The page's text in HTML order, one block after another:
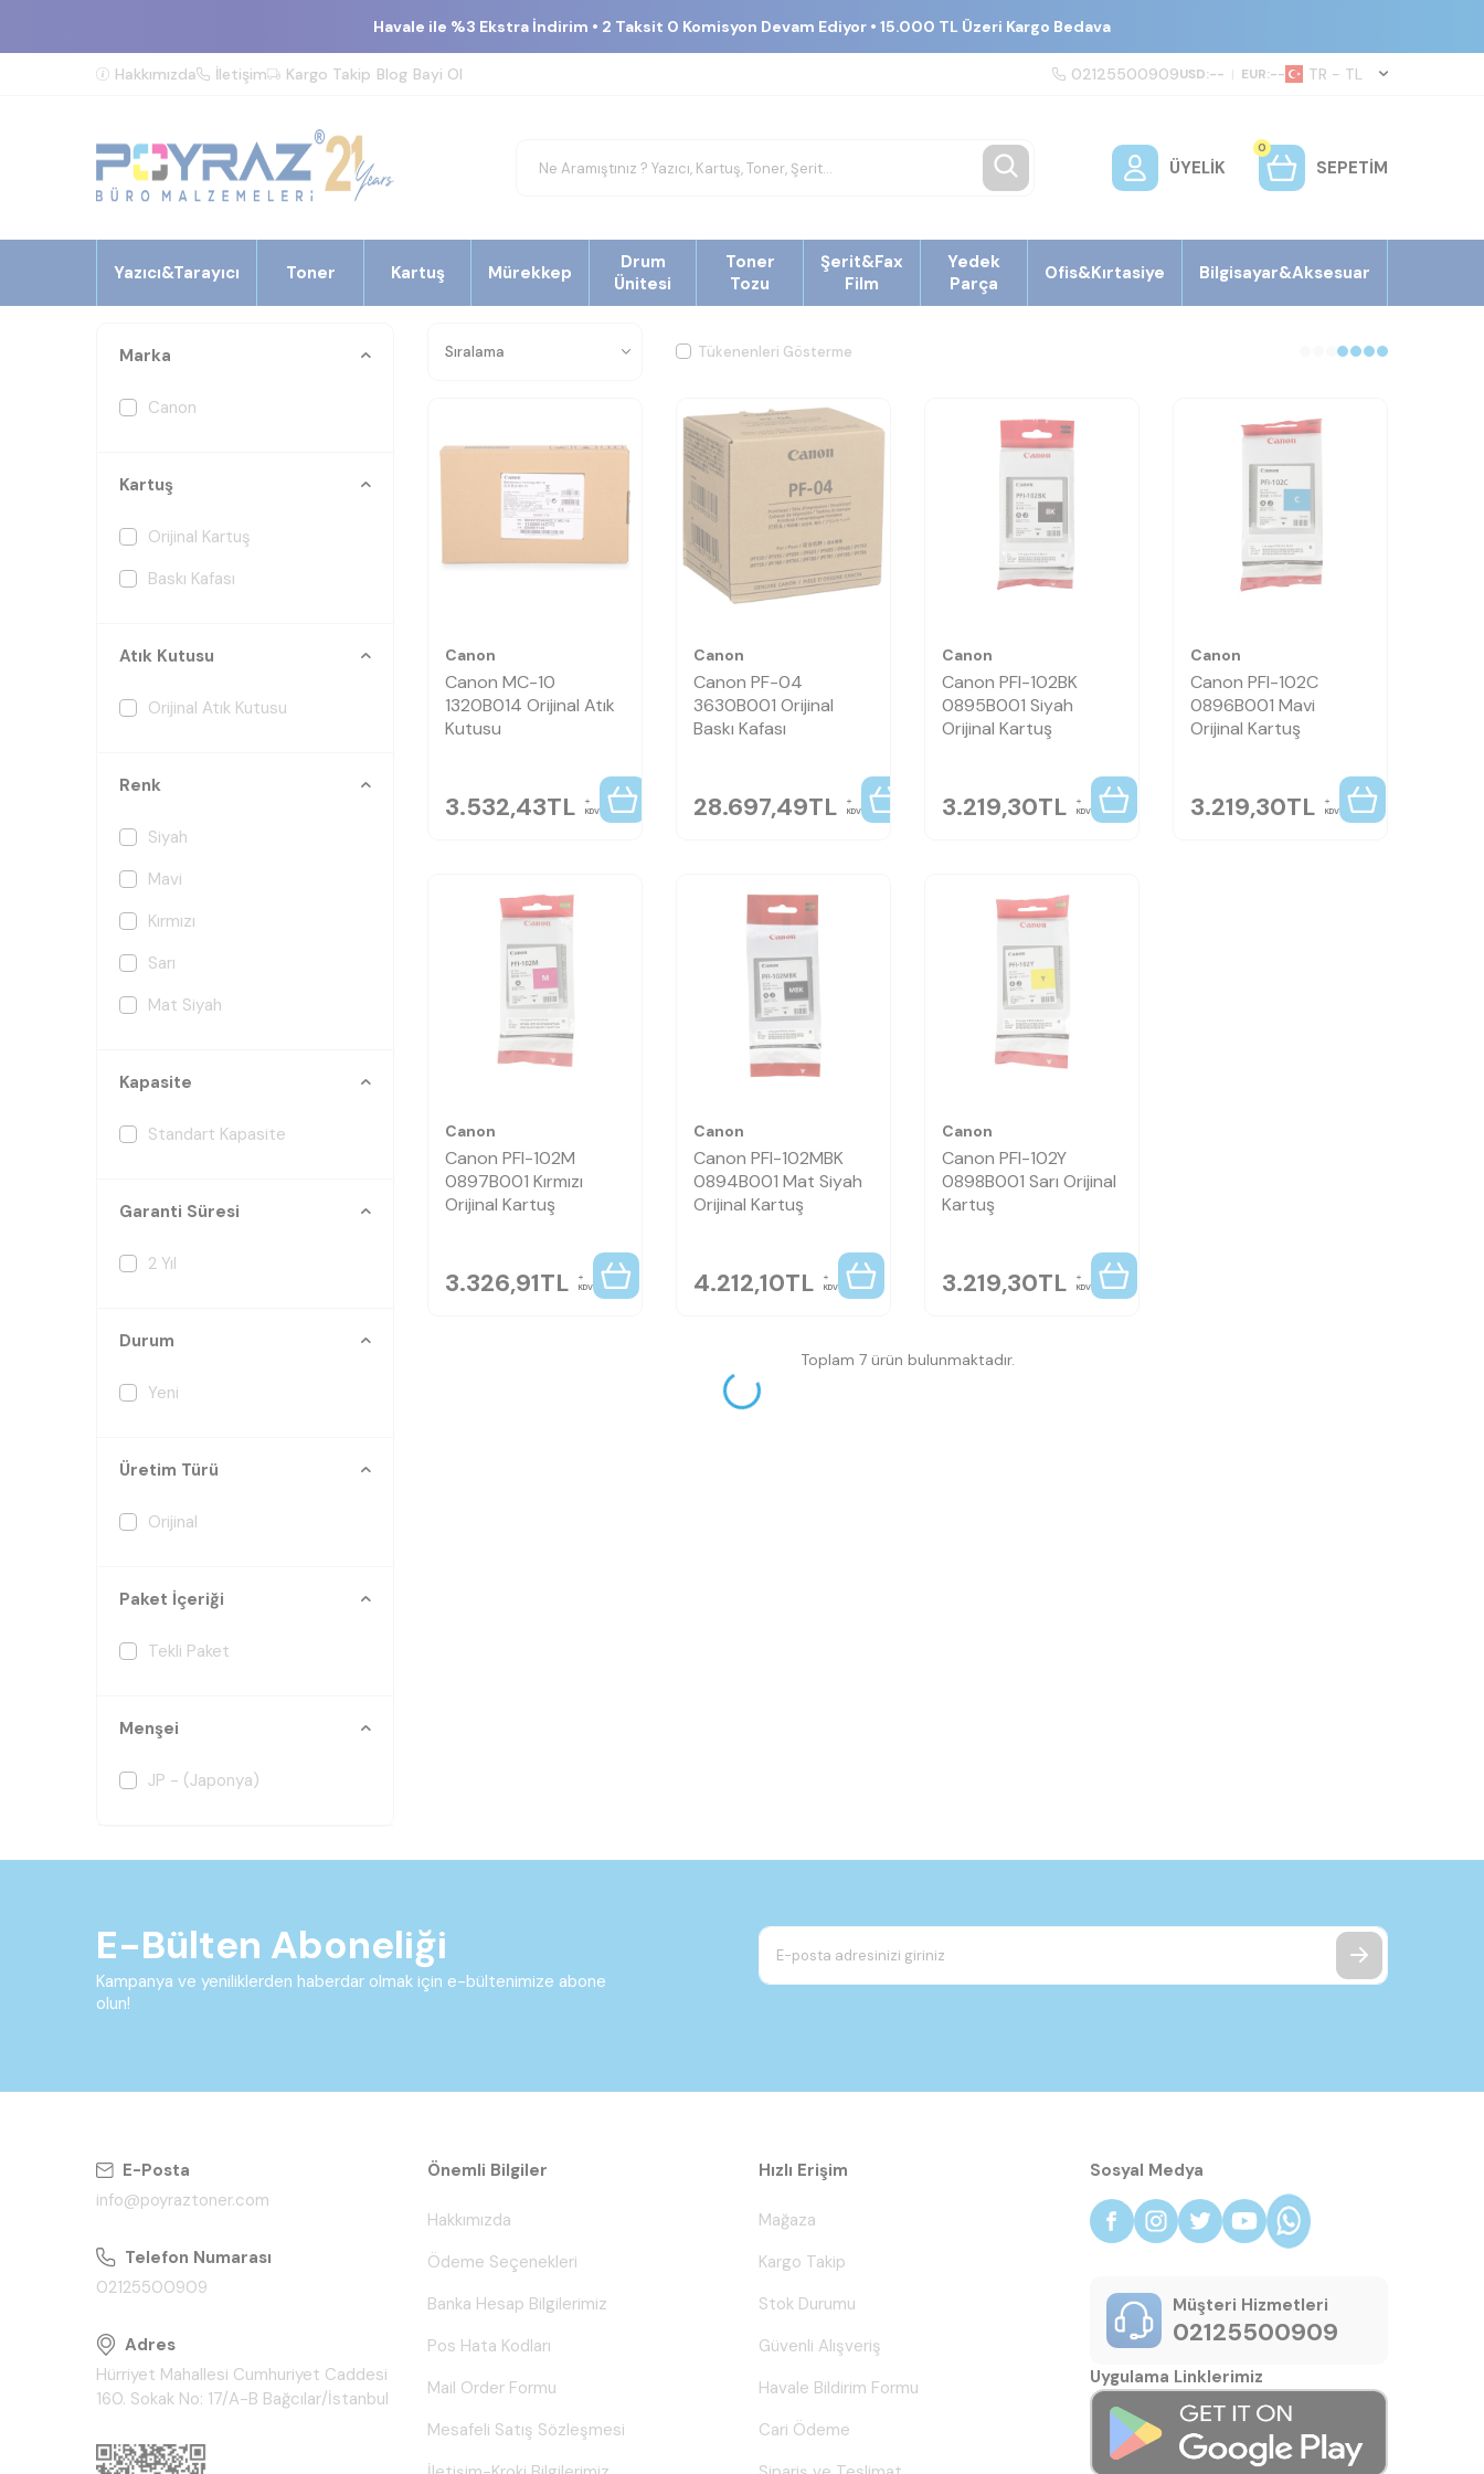
Havale ile %3 Ekstra İndirim • 2 Taksit 0 Komisyon Devam Ediyor • 15.000 TL Üzeri Kargo Bedava
Hakkımızda İletişim Kargo Takip Blog Bayi Ol 02125500909USD:-- | EUR:-- TR − TL
ÜYELIK
0
SEPETIM
Yazıcı&Tarayıcı Toner Kartuş Mürekkep
Drum
Ünitesi
Toner
Tozu
Şerit&Fax
Film
Yedek
Parça
Ofis&Kırtasiye Bilgisayar&Aksesuar
Marka
Canon
Kartuş
Orijinal Kartuş
Baskı Kafası
Atık Kutusu
Orijinal Atık Kutusu
Renk
Siyah
Mavi
Kırmızı
Sarı
Mat Siyah
Kapasite
Standart Kapasite
Garanti Süresi
2 Yıl
Durum
Yeni
Üretim Türü
Orijinal
Paket İçeriği
Tekli Paket
Menşei
JP - (Japonya)
Tükenenleri Gösterme
Canon
Canon MC-10
1320B014 Orijinal Atık
Kutusu
3.532,43TL KDV
Canon
Canon PF-04
3630B001 Orijinal
Baskı Kafası
28.697,49TL KDV
Canon
Canon PFI-102BK
0895B001 Siyah
Orijinal Kartuş
3.219,30TL KDV
Canon
Canon PFI-102C
0896B001 Mavi
Orijinal Kartuş
3.219,30TL KDV
Canon
Canon PFI-102M
0897B001 Kırmızı
Orijinal Kartuş
3.326,91TL KDV
Canon
Canon PFI-102MBK
0894B001 Mat Siyah
Orijinal Kartuş
4.212,10TL KDV
Canon
Canon PFI-102Y
0898B001 Sarı Orijinal
Kartuş
3.219,30TL KDV
Toplam 7 ürün bulunmaktadır.
E-Bülten Aboneliği
Kampanya ve yeniliklerden haberdar olmak için e-bültenimize abone
olun!
E-Posta
info@poyraztoner.com
Telefon Numarası
02125500909
Adres
Hürriyet Mahallesi Cumhuriyet Caddesi
160. Sokak No: 17/A-B Bağcılar/İstanbul
Önemli Bilgiler
Hakkımızda
Ödeme Seçenekleri
Banka Hesap Bilgilerimiz
Pos Hata Kodları
Mail Order Formu
Mesafeli Satış Sözleşmesi
Hızlı Erişim
Mağaza
Kargo Takip
Stok Durumu
Güvenli Alışveriş
Havale Bildirim Formu
Cari Ödeme
Sosyal Medya
Müşteri Hizmetleri
02125500909
Uygulama Linklerimiz